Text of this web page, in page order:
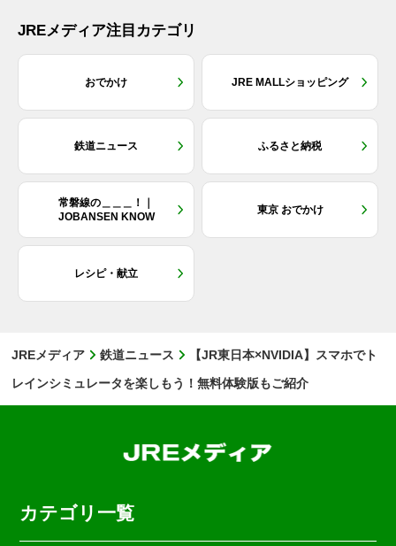
JREメディア注目カテゴリ
おでかけ JRE MALLショッピング
鉄道ニュース ふるさと納税
常磐線の＿＿＿！｜
JOBANSEN KNOW
東京 おでかけ
レシピ・献立
JREメディア 鉄道ニュース
【JR東日本×NVIDIA】スマホでト
レインシミュレータを楽しもう！無料体験版もご紹介
カテゴリ一覧